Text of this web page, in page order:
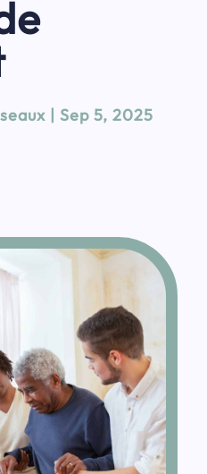
| Sep 5, 2025